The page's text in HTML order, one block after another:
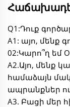
Q1:Դուք
A1: այո, մենք
02:Կարո՞ղ եմ
A2.Այո, մենք
համաձայն
ապրանքներ
A3. Բացի մեր